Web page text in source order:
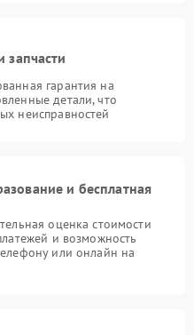
запчасти
гарантия на
детали, что
неисправностей
и бесплатная
оценка стоимости
и возможность
или онлайн на